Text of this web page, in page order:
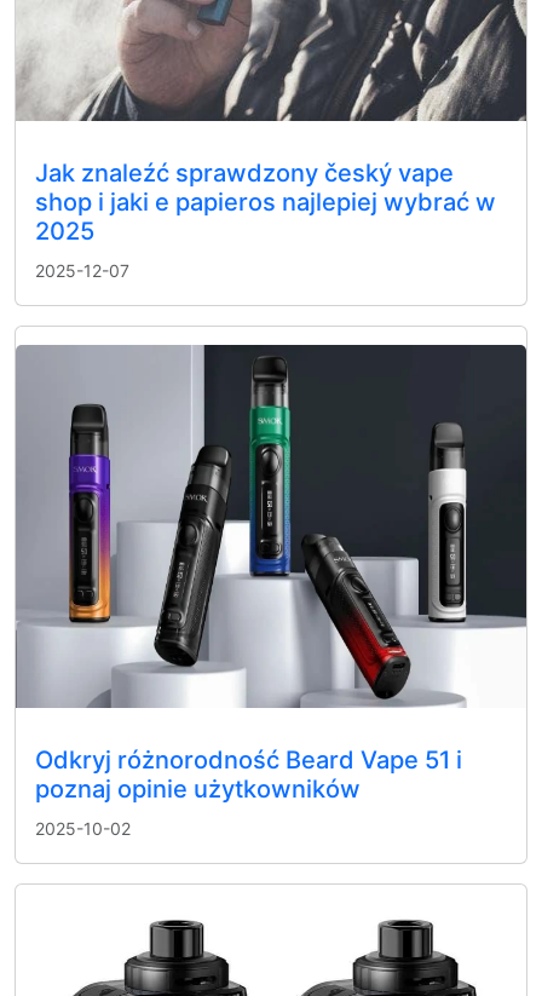
Jak znaleźć sprawdzony český vape
shop i jaki e papieros najlepiej wybrać w
2025
2025-12-07
Odkryj różnorodność Beard Vape 51 i
poznaj opinie użytkowników
2025-10-02